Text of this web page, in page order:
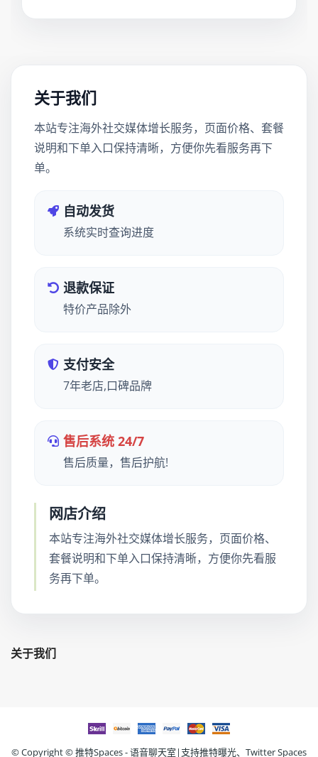
关于我们
本站专注海外社交媒体增长服务，页面价格、套餐
说明和下单入口保持清晰，方便你先看服务再下
单。
自动发货
系统实时查询进度
退款保证
特价产品除外
支付安全
7年老店,口碑品牌
售后系统 24/7
售后质量，售后护航!
网店介绍
本站专注海外社交媒体增长服务，页面价格、
套餐说明和下单入口保持清晰，方便你先看服
务再下单。
关于我们
© Copyright ©推特Spaces - 语音聊天室|支持推特曝光、Twitter Spaces